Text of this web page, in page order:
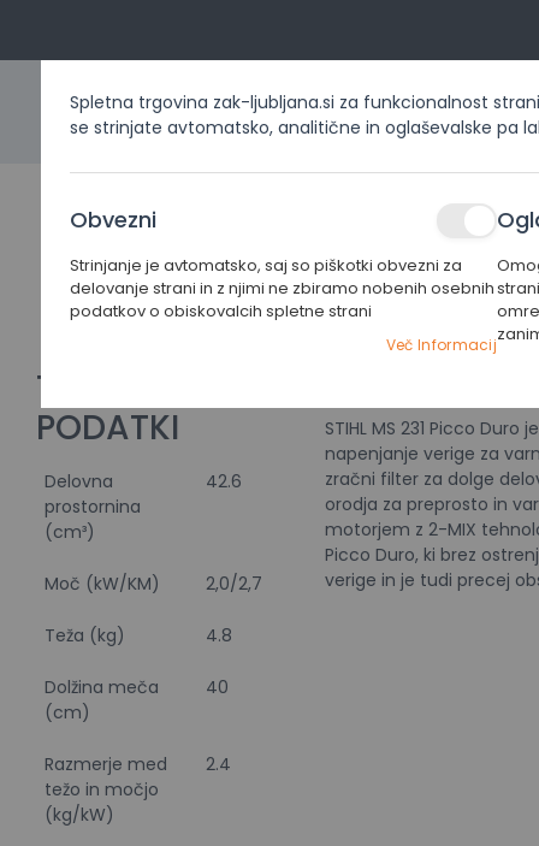
Obvezni
Strinjanje je avtomatsko, saj so piškotki obvezni za
delovanje strani in z njimi ne zbiramo nobenih osebnih
podatkov o obiskovalcih spletne strani
Več Informacij
Spletna trgovina zak-ljubljana.si za funkcionalnost
se strinjate avtomatsko, analitične in oglaševalske pa
Home Izdelki po kategorijah Žage Motorne žage
na
galerije
slik
STIHL
Picco
Duro
na
galerije
slik
TEHNIČNI
PODATKI
Delovna
prostornina
(cm³)
42.6
Moč (kW/KM) 2,0/2,7
Teža (kg) 4.8
Dolžina meča
(cm)
40
Razmerje med
težo in močjo
(kg/kW)
2.4
STIHL MS 231 Picco
napenjanje verige za
zračni filter za dolge
orodja za preprosto in
motorjem z 2-MIX
Picco Duro, ki brez
verige in je tudi precej